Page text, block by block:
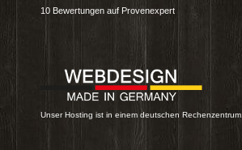
10 Bewertungen auf Provenexpert
Unser Hosting ist in einem deutschen Rechenzentrum.